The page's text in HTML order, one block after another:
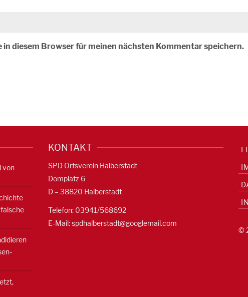
in diesem Browser für meinen nächsten Kommentar speichern.
von
KONTAKT
SPD Ortsverein Halberstadt
Domplatz 6
D – 38820 Halberstadt
Telefon: 03941/568692
E-Mail:spdhalberstadt@googlemail.com
©